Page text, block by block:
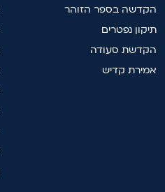
הקדשה בספר הזוהר
תיקון נפטרים
הקדשת סעודה
אמירת קדיש